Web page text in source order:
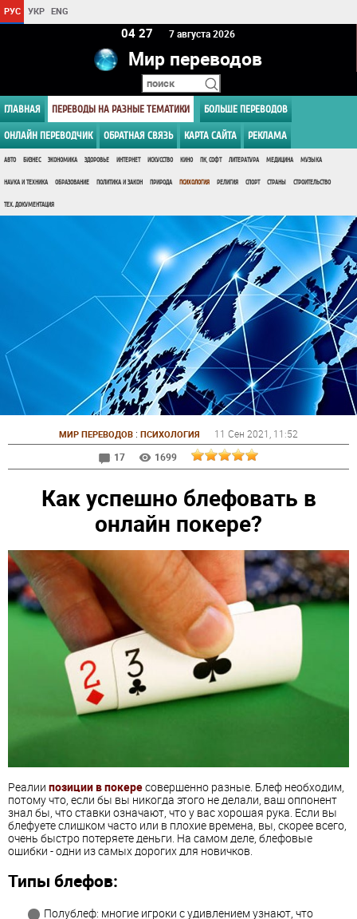
РУС УКР ENG
04 27 7 августа 2026
Мир переводов
ГЛАВНАЯ ПЕРЕВОДЫ НА РАЗНЫЕ ТЕМАТИКИ БОЛЬШЕ ПЕРЕВОДОВ
ОНЛАЙН ПЕРЕВОДЧИК ОБРАТНАЯ СВЯЗЬ КАРТА САЙТА РЕКЛАМА
АВТО БИЗНЕС ЭКОНОМИКА ЗДОРОВЬЕ ИНТЕРНЕТ ИСКУССТВО КИНО ПК, СОФТ ЛИТЕРАТУРА МЕДИЦИНА МУЗЫКА
НАУКА И ТЕХНИКА ОБРАЗОВАНИЕ ПОЛИТИКА И ЗАКОН ПРИРОДА ПСИХОЛОГИЯ РЕЛИГИЯ СПОРТ СТРАНЫ СТРОИТЕЛЬСТВО
ТЕХ. ДОКУМЕНТАЦИЯ
МИР ПЕРЕВОДОВ : ПСИХОЛОГИЯ 11 Сен 2021 , 11:52
17
1699
Как успешно блефовать в
онлайн покере?
Реалии позиции в покересовершенно разные. Блеф необходим,
потому что, если бы вы никогда этого не делали, ваш оппонент
знал бы, что ставки означают, что у вас хорошая рука. Если вы
блефуете слишком часто или в плохие времена, вы, скорее всего,
очень быстро потеряете деньги. На самом деле, блефовые
ошибки - одни из самых дорогих для новичков.
Типы блефов:
Полублеф: многие игроки с удивлением узнают, что